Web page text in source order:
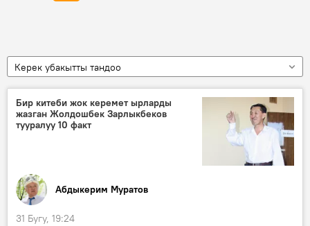
Керек убакытты тандоо
Бир китеби жок керемет ырларды
жазган Жолдошбек Зарлыкбеков
тууралуу 10 факт
Абдыкерим Муратов
31 Бугу, 19:24